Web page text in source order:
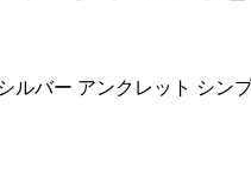
ルバー アンクレット シン